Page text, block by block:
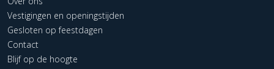
Vestigingen en openingstijden
Gesloten op feestdagen
Contact
Blijf op de hoogte